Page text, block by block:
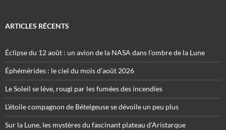
ARTICLES RÉCENTS
Éclipse du 12 août : un avion de la NASA dans l’ombre de la Lune
Éphémérides : le ciel du mois d’août 2026
Le Soleil se lève, rougi par les fumées des incendies
L’étoile compagnon de Bételgeuse se dévoile un peu plus
Sur la Lune, les mystères du fascinant plateau d’Aristarque